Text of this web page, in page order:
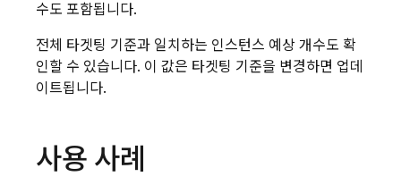
수도 포함됩니다.
전체 타겟팅 기준과 일치하는 인스턴스 예상 개수도 확
인할 수 있습니다. 이 값은 타겟팅 기준을 변경하면 업데
이트됩니다.
사용 사례